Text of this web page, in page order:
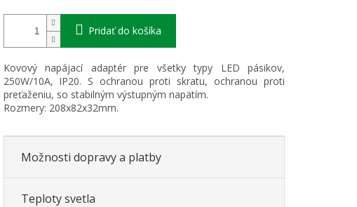
Pridať do košíka
Kovový napájací adaptér pre všetky typy LED pásikov,
250W/10A, IP20. S ochranou proti skratu, ochranou proti
preťaženiu, so stabilným výstupným napätím.
Rozmery: 208x82x32mm.
Možnosti dopravy a platby
Teploty svetla